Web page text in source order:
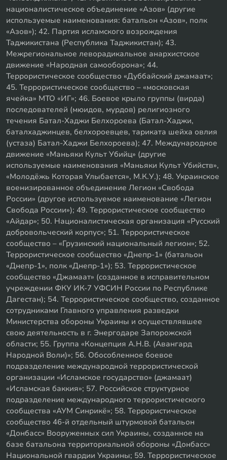
националистическое объединение «Азов» (другие
используемые наименования: батальон «Азов», полк
«Азов»); 42. Партия исламского возрождения
Таджикистана (Республика Таджикистан); 43.
Межрегиональное леворадикальное анархистское
движение «Народная самооборона»; 44.
Террористическое сообщество «Дуббайский джамаат»;
45. Террористическое сообщество – «московская
ячейка» МТО «ИГ»; 46. Боевое крыло группы (вирда)
последователей (мюидов, мурдов) религиозного
течения Батал-Хаджи Белхороева (Батал-Хаджи,
баталхаджинцев, белхороевцев, тариката шейха овлия
(устаза) Батал-Хаджи Белхороева); 47. Международное
движение «Маньяки Культ Убийц» (другие
используемые наименования «Маньяки Культ Убийств»,
«Молодёжь Которая Улыбается», М.К.У.); 48. Украинское
военизированное объединение Легион «Свобода
России» (другое используемое наименование «Легион
Свобода России»); 49. Террористическое сообщество
«Айдар»; 50. Националистическая организация «Русский
добровольческий корпус»; 51. Террористическое
сообщество – «Грузинский национальный легион»; 52.
Террористическое сообщество «Днепр-1» (батальон
«Днепр-1», полк «Днепр-1»); 53. Террористическое
сообщество «Джамаат» (созданное в исправительном
учреждении ФКУ ИК-7 УФСИН России по Республике
Дагестан); 54. Террористическое сообщество, созданное
сотрудниками Главного управления разведки
Министерства обороны Украины и осуществлявшее
свою деятельность в г. Энергодаре Запорожской
области; 55. Группа «Концепция А.Н.В. (Авангард
Народной Воли)»; 56. Обособленное боевое
подразделение международной террористической
организации «Исламское государство» (джамаат)
«Исламская баккия»; 57. Российское структурное
подразделение международного террористического
сообщества «АУМ Синрикё»; 58. Террористическое
сообщество 46-й отдельный штурмовой батальон
«Донбасс» Вооруженных сил Украины, созданное на
базе батальона территориальной обороны «Донбасс»
Национальной гвардии Украины; 59. Террористическое